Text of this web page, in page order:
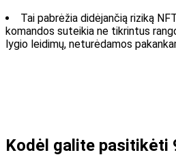
Tai pabrėžia didėjančią riziką
komandos suteikia ne tikrintus
lygio leidimų, neturėdamos
Kodėl galite pasitikėti